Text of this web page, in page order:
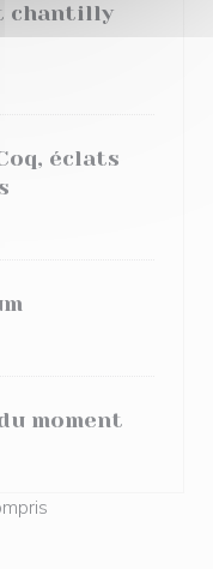
chantilly
éclats
moment